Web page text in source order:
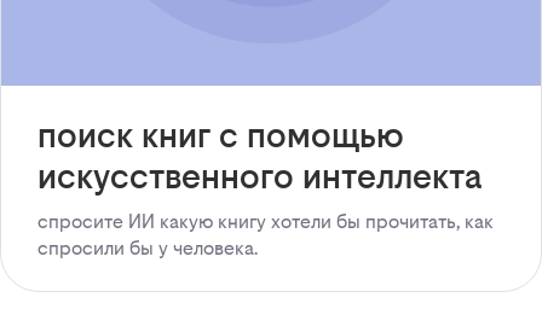
поиск книг с помощью
искусственного интеллекта
спросите ИИ какую книгу хотели бы прочитать, как
спросили бы у человека.